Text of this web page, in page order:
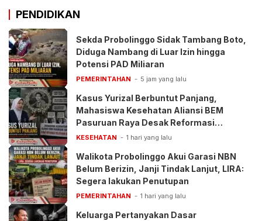
PENDIDIKAN
Sekda Probolinggo Sidak Tambang Boto,
Diduga Nambang di Luar Izin hingga
Potensi PAD Miliaran
PEMERINTAHAN 5 jam yang lalu
Kasus Yurizal Berbuntut Panjang,
Mahasiswa Kesehatan Aliansi BEM
Pasuruan Raya Desak Reformasi
Pelayanan BPJS
KESEHATAN 1 hari yang lalu
Walikota Probolinggo Akui Garasi NBN
Belum Berizin, Janji Tindak Lanjut, LIRA:
Segera lakukan Penutupan
PEMERINTAHAN 1 hari yang lalu
Keluarga Pertanyakan Dasar